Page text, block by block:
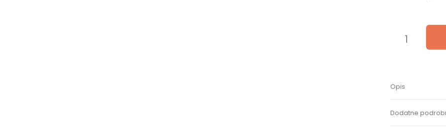
Sestavljanka
Opis
Dodatne